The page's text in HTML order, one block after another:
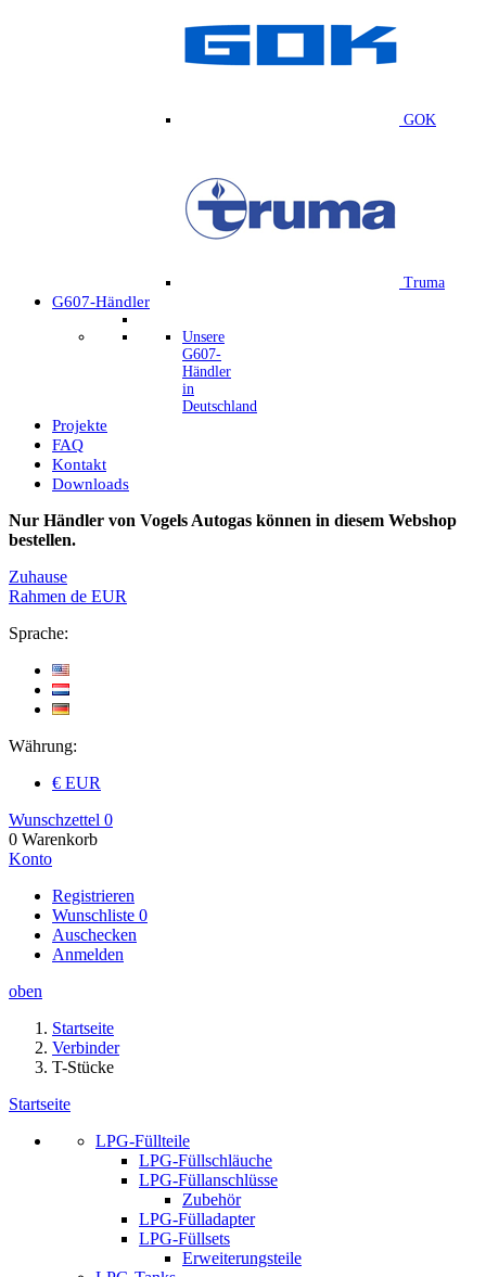
GOK
Truma
G607-Händler
Unsere
G607-
Händler
in
Deutschland
Projekte
FAQ
Kontakt
Downloads
Nur Händler von Vogels Autogas können in diesem Webshop
bestellen.
Zuhause
Rahmen de EUR
Sprache:
Währung:
€ EUR
Wunschzettel 0
0 Warenkorb
Konto
Registrieren
Wunschliste 0
Auschecken
Anmelden
oben
Startseite
Verbinder
T-Stücke
Startseite
LPG-Füllteile
LPG-Füllschläuche
LPG-Füllanschlüsse
Zubehör
LPG-Fülladapter
LPG-Füllsets
Erweiterungsteile